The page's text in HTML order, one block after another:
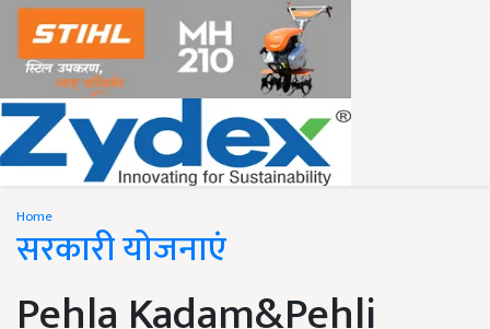
Home
सरकारी योजनाएं